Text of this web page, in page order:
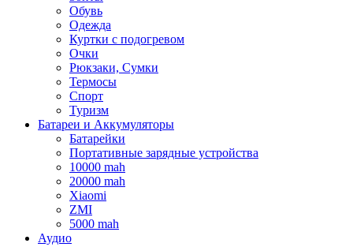
Обувь
Одежда
Куртки с подогревом
Очки
Рюкзаки, Сумки
Термосы
Спорт
Туризм
Батареи и Аккумуляторы
Батарейки
Портативные зарядные устройства
10000 mah
20000 mah
Xiaomi
ZMI
5000 mah
Аудио